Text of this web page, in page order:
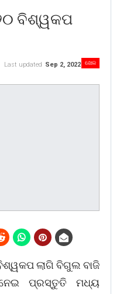
ବିଶ୍ୱକପ
ଖେଳ
Last updated Sep 2, 2022
ଲାଗି ବିଗୁଲ ବାଜି
ପ୍ରସ୍ତୁତି ମଧ୍ୟ